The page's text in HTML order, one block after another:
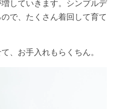
していきます。シンプルデ
で、たくさん着回して育て
、お手入れもらくちん。